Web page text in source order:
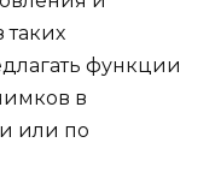
таких
функции
в
или по